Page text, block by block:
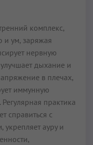
комплекс,
и ум, заряжая
нервную
дыхание и
в плечах,
иммунную
практика
справиться с
укрепляет ауру и